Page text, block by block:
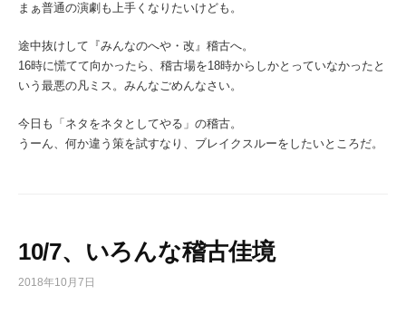
まぁ普通の演劇も上手くなりたいけども。
途中抜けして『みんなのへや・改』稽古へ。
16時に慌てて向かったら、稽古場を18時からしかとっていなかったと
いう最悪の凡ミス。みんなごめんなさい。
今日も「ネタをネタとしてやる」の稽古。
うーん、何か違う策を試すなり、ブレイクスルーをしたいところだ。
10/7、いろんな稽古佳境
2018年10月7日